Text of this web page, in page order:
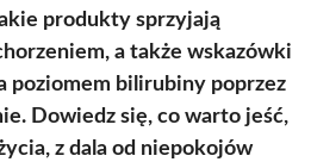
produkty sprzyjają
a także wskazówki
poziomem bilirubiny poprzez
Dowiedz się, co warto jeść,
z dala od niepokojów